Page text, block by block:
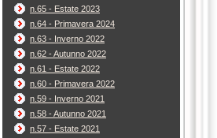
n.65 - Estate 2023
n.64 - Primavera 2024
n.63 - Inverno 2022
n.62 - Autunno 2022
n.61 - Estate 2022
n.60 - Primavera 2022
n.59 - Inverno 2021
n.58 - Autunno 2021
n.57 - Estate 2021